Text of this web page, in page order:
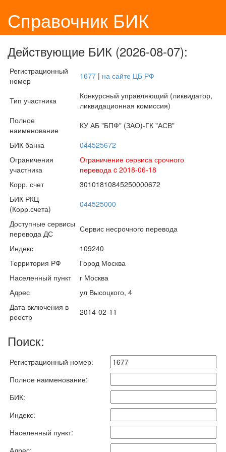
Справочник БИК
Действующие БИК (2026-08-07):
Регистрационный
номер
1677 | на сайте ЦБ РФ
Тип участника
Конкурсный управляющий (ликвидатор,
ликвидационная комиссия)
Полное
наименование
КУ АБ "БПФ" (ЗАО)-ГК "АСВ"
БИК банка
044525672
Ограничения
участника
Ограничение сервиса срочного
перевода c 2018-06-18
Корр. счет
30101810845250000672
БИК РКЦ
(Корр.счета)
044525000
Доступные сервисы
перевода ДС
Сервис несрочного перевода
Индекс
109240
Территория РФ
Город Москва
Населенный пункт
г Москва
Адрес
ул Высоцкого, 4
Дата включения в
реестр
2014-02-11
Поиск:
Регистрационный номер:
Полное наименование:
БИК:
Индекс:
Населенный пункт:
Адрес: